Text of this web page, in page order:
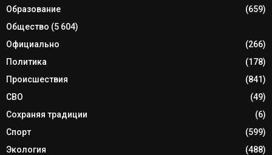
Образование
(659)
Общество (5 604)
Официально
(266)
Политика
(178)
Происшествия
(841)
СВО
(49)
Сохраняя традиции
(6)
Спорт
(599)
Экология
(488)